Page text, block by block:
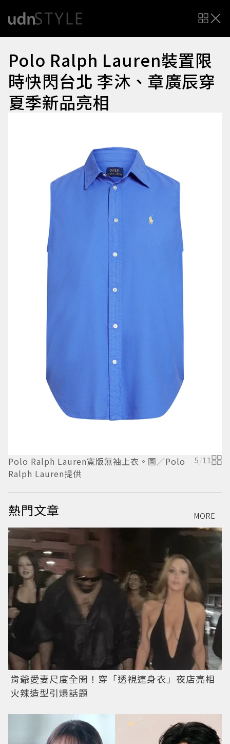
Polo Ralph Lauren裝置限
時快閃台北 李沐、章廣辰穿
夏季新品亮相
Polo Ralph Lauren寬版無袖上衣。圖／Polo
Ralph Lauren提供
5 /11
熱門文章 MORE
肯爺愛妻尺度全開！穿「透視連身衣」夜店亮相
火辣造型引爆話題